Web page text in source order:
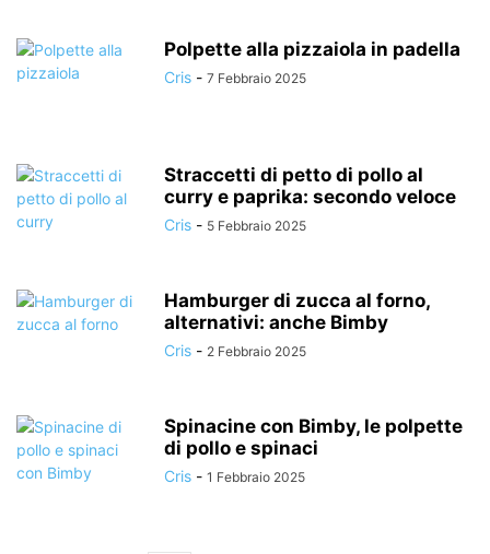
Polpette alla pizzaiola in padella
Cris - 7 Febbraio 2025
Straccetti di petto di pollo al
curry e paprika: secondo veloce
Cris - 5 Febbraio 2025
Hamburger di zucca al forno,
alternativi: anche Bimby
Cris - 2 Febbraio 2025
Spinacine con Bimby, le polpette
di pollo e spinaci
Cris - 1 Febbraio 2025